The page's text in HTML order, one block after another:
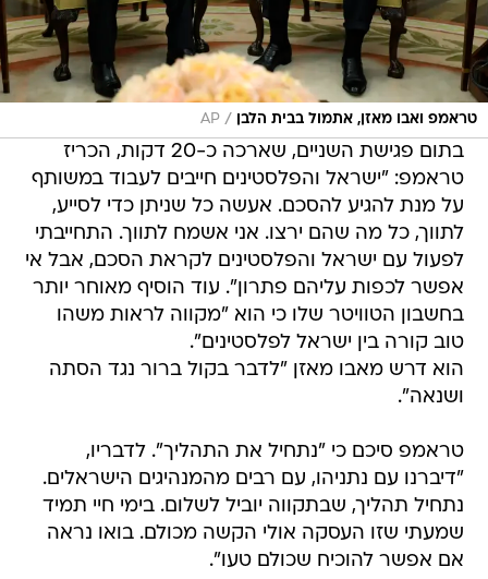
טראמפ ואבו מאזן, אתמול בבית הלבן /
AP
בתום פגישת השניים, שארכה כ-20 דקות, הכריז
טראמפ: "ישראל והפלסטינים חייבים לעבוד במשותף
על מנת להגיע להסכם. אעשה כל שניתן כדי לסייע,
לתווך, כל מה שהם ירצו. אני אשמח לתווך. התחייבתי
לפעול עם ישראל והפלסטינים לקראת הסכם, אבל אי
אפשר לכפות עליהם פתרון". עוד הוסיף מאוחר יותר
בחשבון הטוויטר שלו כי הוא "מקווה לראות משהו
טוב קורה בין ישראל לפלסטינים".
הוא דרש מאבו מאזן "לדבר בקול ברור נגד הסתה
ושנאה".
טראמפ סיכם כי "נתחיל את התהליך". לדבריו,
"דיברנו עם נתניהו, עם רבים מהמנהיגים הישראלים.
נתחיל תהליך, שבתקווה יוביל לשלום. בימי חיי תמיד
שמעתי שזו העסקה אולי הקשה מכולם. בואו נראה
אם אפשר להוכיח שכולם טעו".